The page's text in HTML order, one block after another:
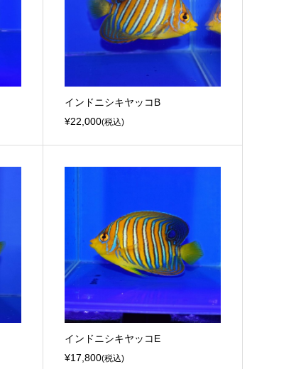
インドニシキヤッコB
¥22,000(税込)
インドニシキヤッコE
¥17,800(税込)